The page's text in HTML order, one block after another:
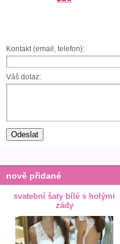
Kontakt (email, telefon):
Váš dotaz:
nově přidané
svatební šaty bílé s holými
zády